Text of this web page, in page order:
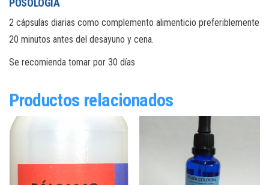
POSOLOGIA
2 cápsulas diarias como complemento alimenticio preferiblemente
20 minutos antes del desayuno y cena.
Se recomienda tomar por 30 días
Productos relacionados